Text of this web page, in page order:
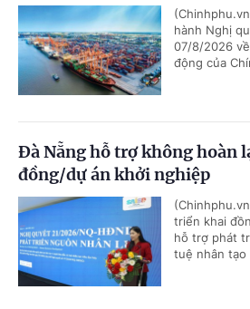
hành Nghị
07/8/2026
động của
Đà Nẵng hỗ trợ không hoàn
đồng/dự án khởi nghiệp
triển khai
hỗ trợ phát
tuệ nhân tạo